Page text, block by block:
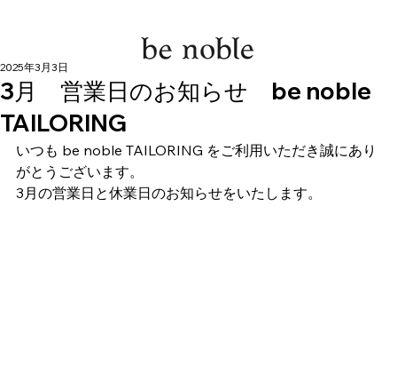
3月 営業日のお知らせ be noble
TAILORING
2025年3月3日
いつも be noble TAILORING をご利用いただき誠にあり
がとうございます。
3月の営業日と休業日のお知らせをいたします。